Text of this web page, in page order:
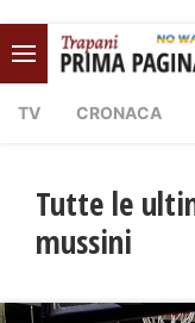
TV CRONACA
Tutte le
mussini